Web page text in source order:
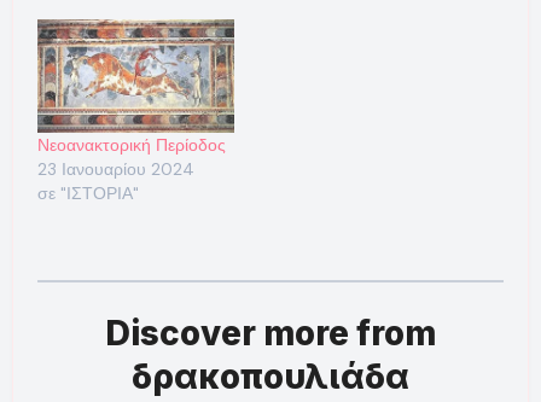
Νεοανακτορική Περίοδος
23 Ιανουαρίου 2024
σε "ΙΣΤΟΡΙΑ"
Discover more from
δρακοπουλιάδα